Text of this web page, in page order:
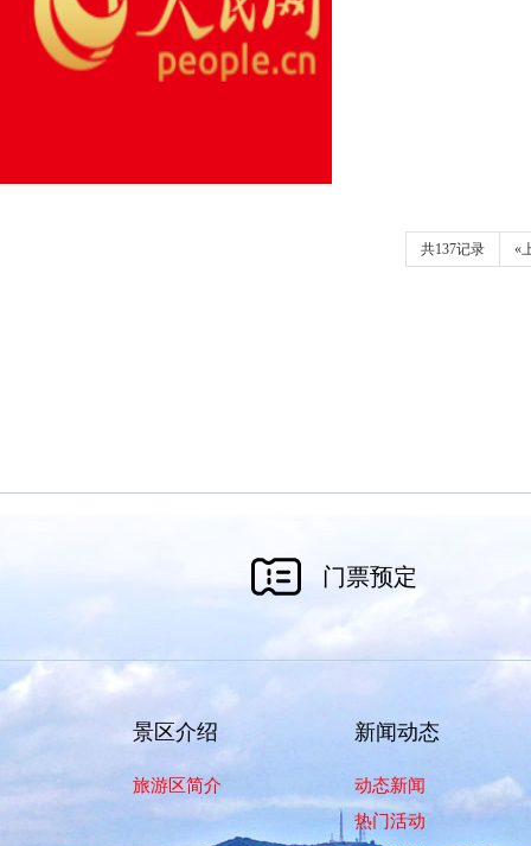
共137记录 «
门票预定
景区介绍
旅游区简介
新闻动态
动态新闻
热门活动